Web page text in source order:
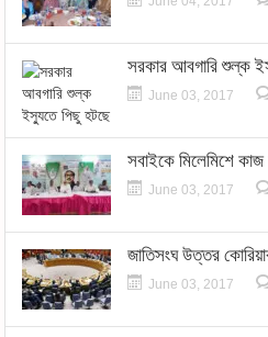
সরকার আবগারি শুল্ক
June 03, 2017
সবাইকে মিলেমিশে
June 03, 2017
জাতিসংঘ উত্তর
June 03, 2017